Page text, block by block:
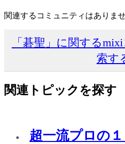
関連するコミュニティはありま
「碁聖」に関する
索す
関連トピックを探す
超一流プロの